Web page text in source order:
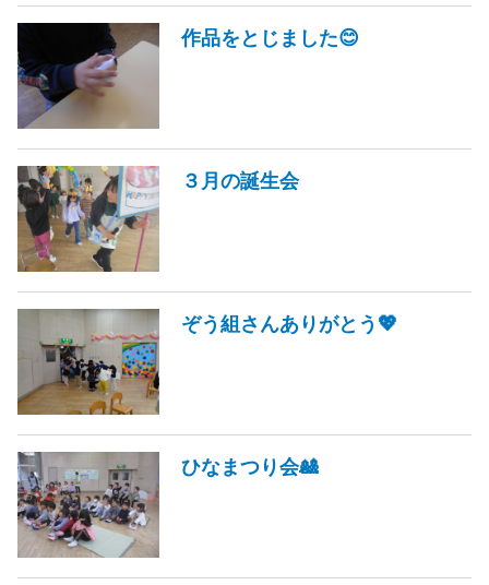
作品をとじました😊
３月の誕生会
ぞう組さんありがとう💖
ひなまつり会🎎